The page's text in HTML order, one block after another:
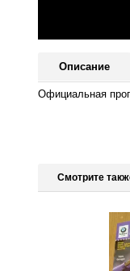
Описание
Официальная
Смотрите